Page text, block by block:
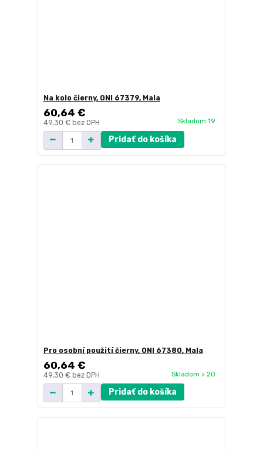
Na kolo čierny, ONI 67379, Mala
60,64 €
49,30 € bez DPH Skladom 19
Pridať do košíka
Pro osobní použití čierny, ONI 67380, Mala
60,64 €
49,30 € bez DPH Skladom > 20
Pridať do košíka